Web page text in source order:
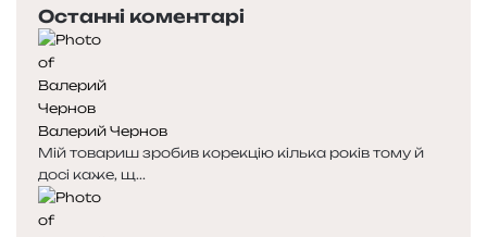
р
е
д
н
я
с
т
о
р
і
т
у
п
н
а
с
т
о
р
і
Останні коментарі
Валерий Чернов
Мій товариш зробив корекцію кілька років тому й
досі каже, щ...